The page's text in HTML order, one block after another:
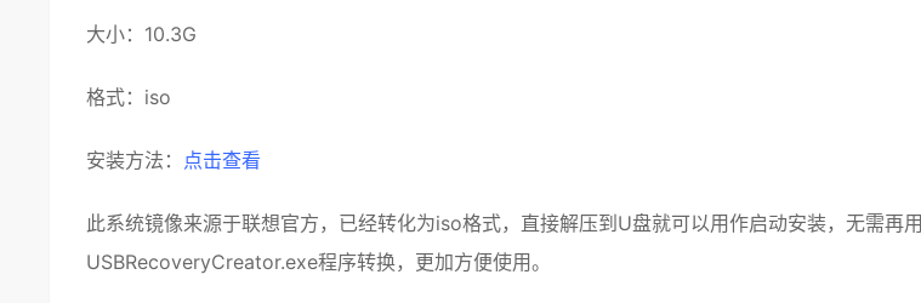
大小：10.3G
格式： iso
安装方法： 点击查看
此系统镜像来源于联想官方，已经转化为iso格式，直接解压到U盘就可以用作启动安装，无需再用
USBRecoveryCreator.exe程序转换，更加方便使用。